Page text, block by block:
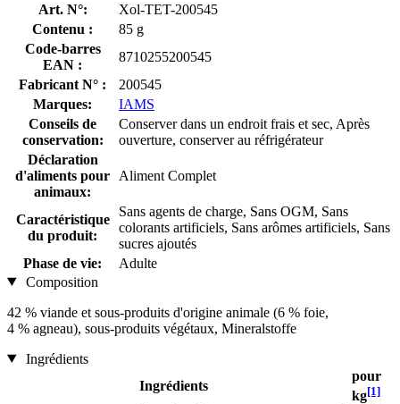
Art. N°:
Xol-TET-200545
Contenu :
85 g
Code-barres
EAN :
8710255200545
Fabricant N° :
200545
Marques:
IAMS
Conseils de
conservation:
Conserver dans un endroit frais et sec, Après
ouverture, conserver au réfrigérateur
Déclaration
d'aliments pour
animaux:
Aliment Complet
Caractéristique
du produit:
Sans agents de charge, Sans OGM, Sans
colorants artificiels, Sans arômes artificiels, Sans
sucres ajoutés
Phase de vie:
Adulte
Composition
42 % viande et sous-produits d'origine animale (6 % foie,
4 % agneau), sous-produits végétaux, Mineralstoffe
Ingrédients
Ingrédients
pour
kg[1]